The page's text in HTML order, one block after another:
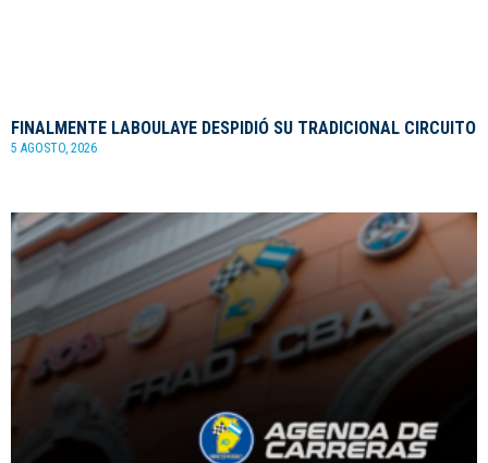
FINALMENTE LABOULAYE DESPIDIÓ SU TRADICIONAL CIRCUITO
5 AGOSTO, 2026